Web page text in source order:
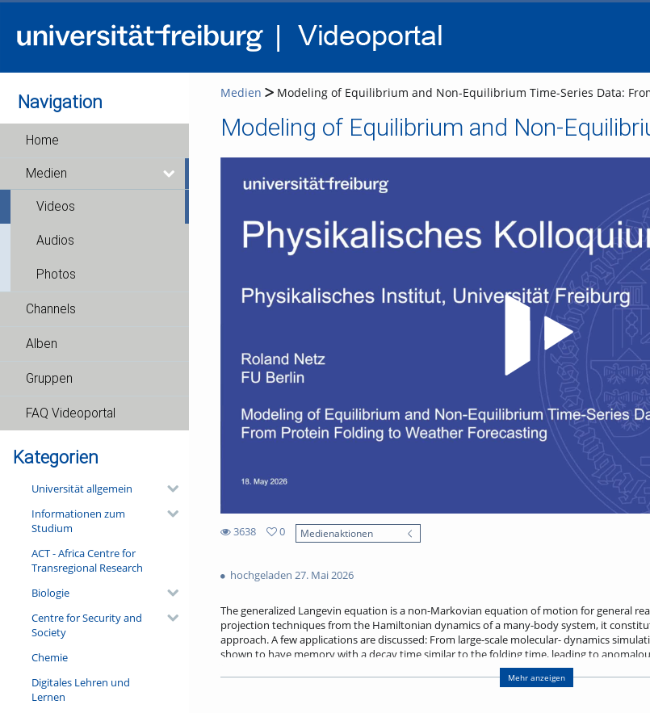
Navigation
Home
Medien
Videos
Audios
Photos
Channels
Alben
Gruppen
FAQ Videoportal
Kategorien
Universität allgemein
Informationen zum
Studium
ACT - Africa Centre for
Transregional Research
Biologie
Centre for Security and
Society
Chemie
Digitales Lehren und
Lernen
Medien Modeling of Equilibrium and Non-Equilibrium Time-Series Data:
Video
3638
views
0
Medienaktionen
hochgeladen 27. Mai 2026
The generalized Langevin equation is a non-Markovian equation of motion for general
projection techniques from the Hamiltonian dynamics of a many-body system, it
approach. A few applications are discussed: From large-scale molecular- dynamics
shown to have memory with a decay time similar to the folding time, leading to
In fact, folding times are not dictated by free-energy barriers, as predicted by the
friction. Memory effects are also present for non-equilibrium systems. After removing
Mehr anzeigen